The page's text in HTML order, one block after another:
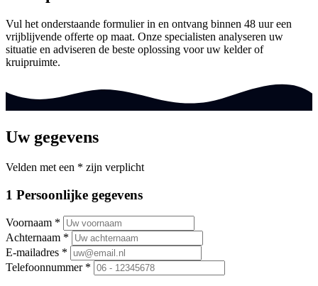
Vul het onderstaande formulier in en ontvang binnen 48 uur een
vrijblijvende offerte op maat. Onze specialisten analyseren uw
situatie en adviseren de beste oplossing voor uw kelder of
kruipruimte.
Uw gegevens
Velden met een * zijn verplicht
1 Persoonlijke gegevens
Voornaam *
Achternaam *
E-mailadres *
Telefoonnummer *